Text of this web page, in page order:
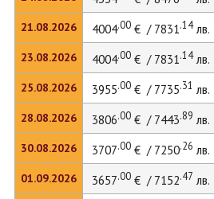
21.08.2026
23.08.2026
25.08.2026
28.08.2026
30.08.2026
01.09.2026
4004.00€ / 7831.14лв.
4004.00€ / 7831.14лв.
3955.00€ / 7735.31 лв.
3806.00€ / 7443.89 лв.
3707.00€ / 7250.26 лв.
3657.00€ / 7152.47 лв.